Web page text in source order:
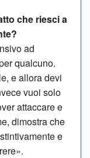
che riesci a
ad
qualcuno.
e allora devi
vuoi solo
attaccare e
dimostra che
e